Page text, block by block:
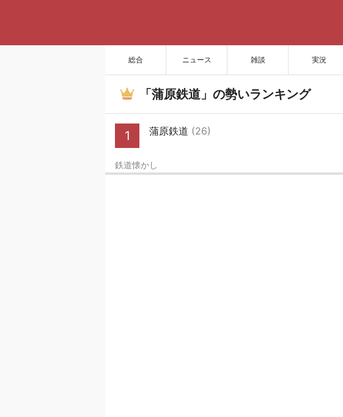
総合 ニュース 雑談 実況
「蒲原鉄道」の勢いランキング
1 蒲原鉄道 (26)
鉄道懐かし